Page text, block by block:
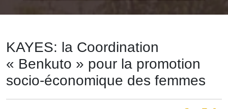
KAYES: la Coordination
« Benkuto » pour la promotion
socio-économique des femmes